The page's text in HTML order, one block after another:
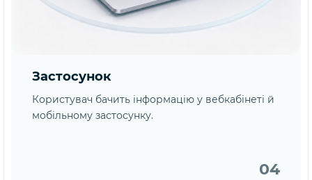
Застосунок
Користувач бачить інформацію у вебкабінеті й
мобільному застосунку.
04